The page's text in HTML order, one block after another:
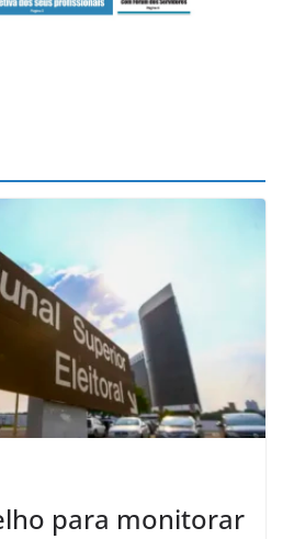
para monitorar